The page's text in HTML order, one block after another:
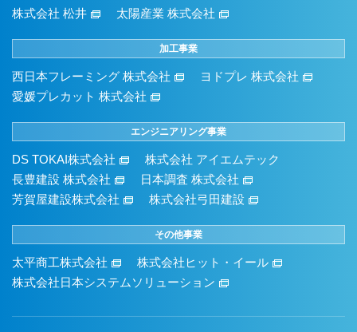
株式会社 松井 太陽産業 株式会社
加工事業
西日本フレーミング 株式会社
ヨドプレ 株式会社
愛媛プレカット 株式会社
エンジニアリング事業
DS TOKAI株式会社
株式会社 アイエムテック
長豊建設 株式会社
日本調査 株式会社
芳賀屋建設株式会社
株式会社弓田建設
その他事業
太平商工株式会社
株式会社ヒット・イール
株式会社日本システムソリューション